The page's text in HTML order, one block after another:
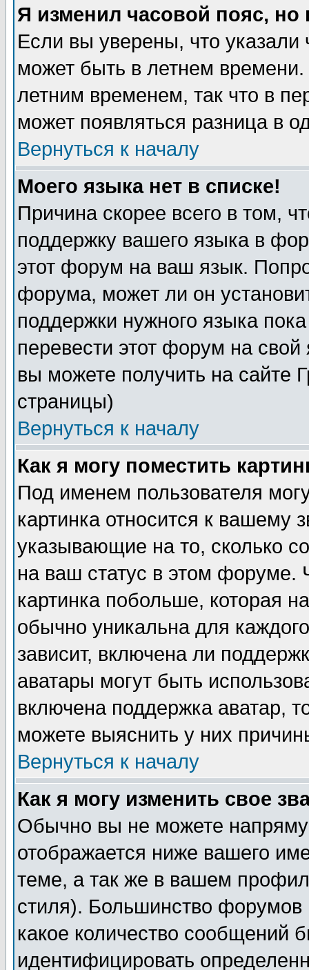
Я изменил часовой пояс,
Если вы уверены, что указали
может быть в летнем
летним временем, так что в
может появляться разница в
Вернуться к началу
Моего языка нет в списке!
Причина скорее всего в том,
поддержку вашего языка в
этот форум на ваш язык.
форума, может ли он
поддержки нужного языка
перевести этот форум на
вы можете получить на сайте
страницы)
Вернуться к началу
Как я могу поместить
Под именем пользователя
картинка относится к вашему
указывающие на то, сколько
на ваш статус в этом форуме.
картинка побольше, которая
обычно уникальна для
зависит, включена ли
аватары могут быть
включена поддержка аватар,
можете выяснить у них
Вернуться к началу
Как я могу изменить свое
Обычно вы не можете
отображается ниже вашего
теме, а так же в вашем
стиля). Большинство форумов
какое количество сообщений
идентифицировать